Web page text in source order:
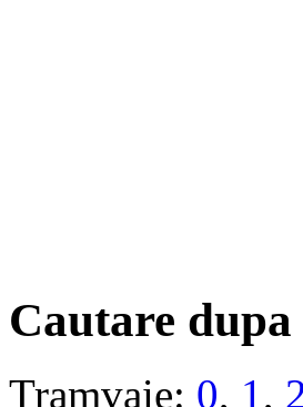
Cautare
Tramvaie: 0, 1 ,